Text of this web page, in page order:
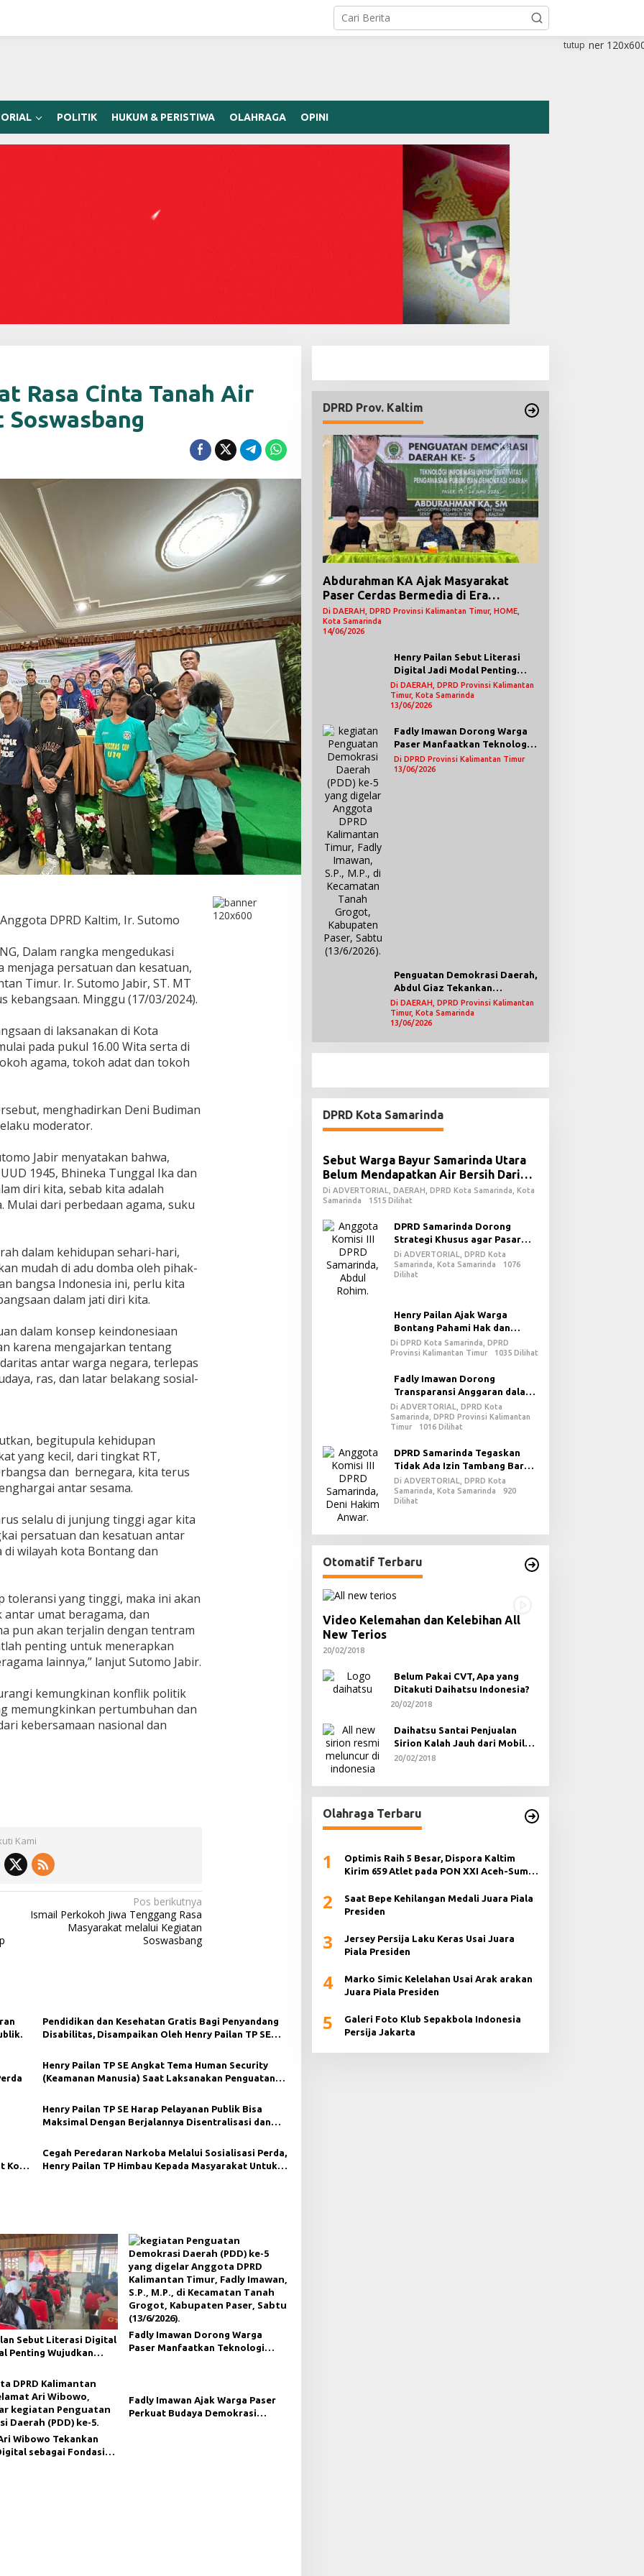
POLITIK HUKUM & PERISTIWA OLAHRAGA OPINI
tutup
Rasa Cinta Tanah Air
DPRD Kaltim, Ir. Sutomo
Dalam rangka mengedukasi
persatuan dan kesatuan,
Timur. Ir. Sutomo Jabir, ST. MT
kebangsaan. Minggu (17/03/2024).
di laksanakan di Kota
pada pukul 16.00 Wita serta di
agama, tokoh adat dan tokoh
menghadirkan Deni Budiman
moderator.
Jabir menyatakan bahwa,
1945, Bhineka Tunggal Ika dan
diri kita, sebab kita adalah
Mulai dari perbedaan agama, suku
dalam kehidupan sehari-hari,
mudah di adu domba oleh pihak-
bangsa Indonesia ini, perlu kita
dalam jati diri kita.
dalam konsep keindonesiaan
karena mengajarkan tentang
antar warga negara, terlepas
ras, dan latar belakang sosial-
begitupula kehidupan
yang kecil, dari tingkat RT,
dan bernegara, kita terus
antar sesama.
selalu di junjung tinggi agar kita
persatuan dan kesatuan antar
di wilayah kota Bontang dan
toleransi yang tinggi, maka ini akan
umat beragama, dan
pun akan terjalin dengan tentram
penting untuk menerapkan
lainnya,” lanjut Sutomo Jabir.
kemungkinan konflik politik
memungkinkan pertumbuhan dan
kebersamaan nasional dan
Kami
Pos berikutnya
Ismail Perkokoh Jiwa Tenggang Rasa
Masyarakat melalui Kegiatan
Soswasbang
Pendidikan dan Kesehatan Gratis Bagi Penyandang
Disabilitas, Disampaikan Oleh Henry Pailan TP SE
Henry Pailan TP SE Angkat Tema Human Security
(Keamanan Manusia) Saat Laksanakan Penguatan
Henry Pailan TP SE Harap Pelayanan Publik Bisa
Maksimal Dengan Berjalannya Disentralisasi dan
Kota
Cegah Peredaran Narkoba Melalui Sosialisasi Perda,
Henry Pailan TP Himbau Kepada Masyarakat Untuk
Sebut Literasi Digital
Penting Wujudkan
Fadly Imawan Dorong Warga
Paser Manfaatkan Teknologi
Wibowo Tekankan
sebagai Fondasi
Fadly Imawan Ajak Warga Paser
Perkuat Budaya Demokrasi
DPRD Prov. Kaltim
Abdurahman KA Ajak Masyarakat
Paser Cerdas Bermedia di Era
Demokrasi Digital
Di DAERAH, DPRD Provinsi Kalimantan Timur, HOME,
Kota Samarinda
14/06/2026
Henry Pailan Sebut Literasi
Digital Jadi Modal Penting
Wujudkan Demokrasi yang
Lebih Terbuka
Di DAERAH, DPRD Provinsi Kalimantan
Timur, Kota Samarinda
13/06/2026
Fadly Imawan Dorong Warga
Paser Manfaatkan Teknologi
Digital untuk Mengawasi
Jalannya Pemerintahan
Di DPRD Provinsi Kalimantan Timur
13/06/2026
Penguatan Demokrasi Daerah,
Abdul Giaz Tekankan
Pentingnya Teknologi
Informasi
Di DAERAH, DPRD Provinsi Kalimantan
Timur, Kota Samarinda
13/06/2026
DPRD Kota Samarinda
Sebut Warga Bayur Samarinda Utara
Belum Mendapatkan Air Bersih Dari
PDAM
Di ADVERTORIAL, DAERAH, DPRD Kota Samarinda, Kota
Samarinda
1515 Dilihat
DPRD Samarinda Dorong
Strategi Khusus agar Pasar
Pagi Kembali Ramai Pasca
Revitalisasi
Di ADVERTORIAL, DPRD Kota
Samarinda, Kota Samarinda
1076
Dilihat
Henry Pailan Ajak Warga
Bontang Pahami Hak dan
Kewajiban dalam Demokrasi
Di DPRD Kota Samarinda, DPRD
Provinsi Kalimantan Timur
1035 Dilihat
Fadly Imawan Dorong
Transparansi Anggaran dalam
Penguatan Demokrasi Daerah
di PPU
Di ADVERTORIAL, DPRD Kota
Samarinda, DPRD Provinsi Kalimantan
Timur
1016 Dilihat
DPRD Samarinda Tegaskan
Tidak Ada Izin Tambang Baru
pada 2026
Di ADVERTORIAL, DPRD Kota
Samarinda, Kota Samarinda
920
Dilihat
Otomatif Terbaru
Video Kelemahan dan Kelebihan All
New Terios
20/02/2018
Belum Pakai CVT, Apa yang
Ditakuti Daihatsu Indonesia?
20/02/2018
Daihatsu Santai Penjualan
Sirion Kalah Jauh dari Mobil
LCGC
20/02/2018
Olahraga Terbaru
1
Optimis Raih 5 Besar, Dispora Kaltim
Kirim 659 Atlet pada PON XXI Aceh-Sumut
2
Saat Bepe Kehilangan Medali Juara Piala
Presiden
3
Jersey Persija Laku Keras Usai Juara
Piala Presiden
4
Marko Simic Kelelahan Usai Arak arakan
Juara Piala Presiden
5
Galeri Foto Klub Sepakbola Indonesia
Persija Jakarta